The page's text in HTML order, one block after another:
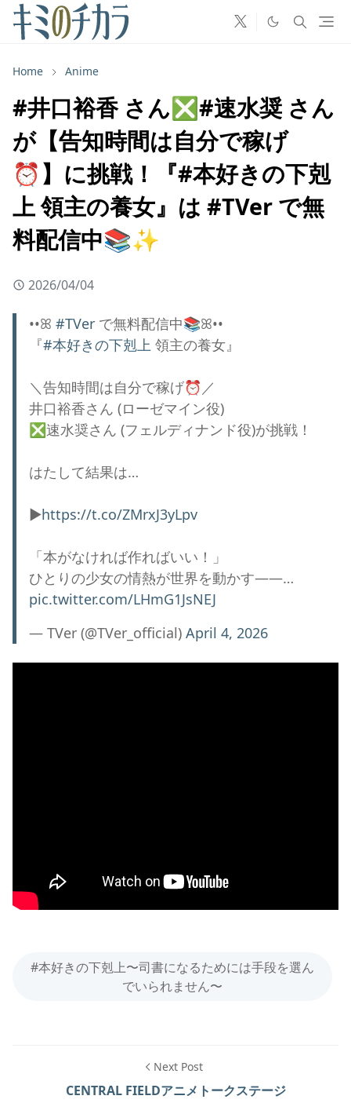
Home Anime
#井口裕香 さん❎#速水奨 さん
が【告知時間は自分で稼げ
⏰】に挑戦！『#本好きの下剋
上 領主の養女』は #TVer で無
料配信中📚✨
2026/04/04
••ꕤ #TVer で無料配信中📚ꕤ••
『#本好きの下剋上 領主の養女』
＼告知時間は自分で稼げ⏰／
井口裕香さん (ローゼマイン役)
❎速水奨さん (フェルディナンド役)が挑戦！
はたして結果は…
▶️https://t.co/ZMrxJ3yLpv
「本がなければ作ればいい！」
ひとりの少女の情熱が世界を動かす――…
pic.twitter.com/LHmG1JsNEJ
— TVer (@TVer_official) April 4, 2026
#本好きの下剋上〜司書になるためには手段を選ん
でいられません〜
Next Post
CENTRAL FIELDアニメトークステージ